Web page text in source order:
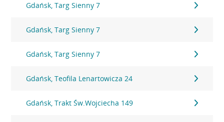
Gdańsk, Targ Sienny 7
Gdańsk, Targ Sienny 7
Gdańsk, Targ Sienny 7
Gdańsk, Teofila Lenartowicza 24
Gdańsk, Trakt Św.Wojciecha 149